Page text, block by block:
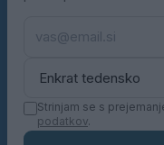
Strinjam se s
podatkov.